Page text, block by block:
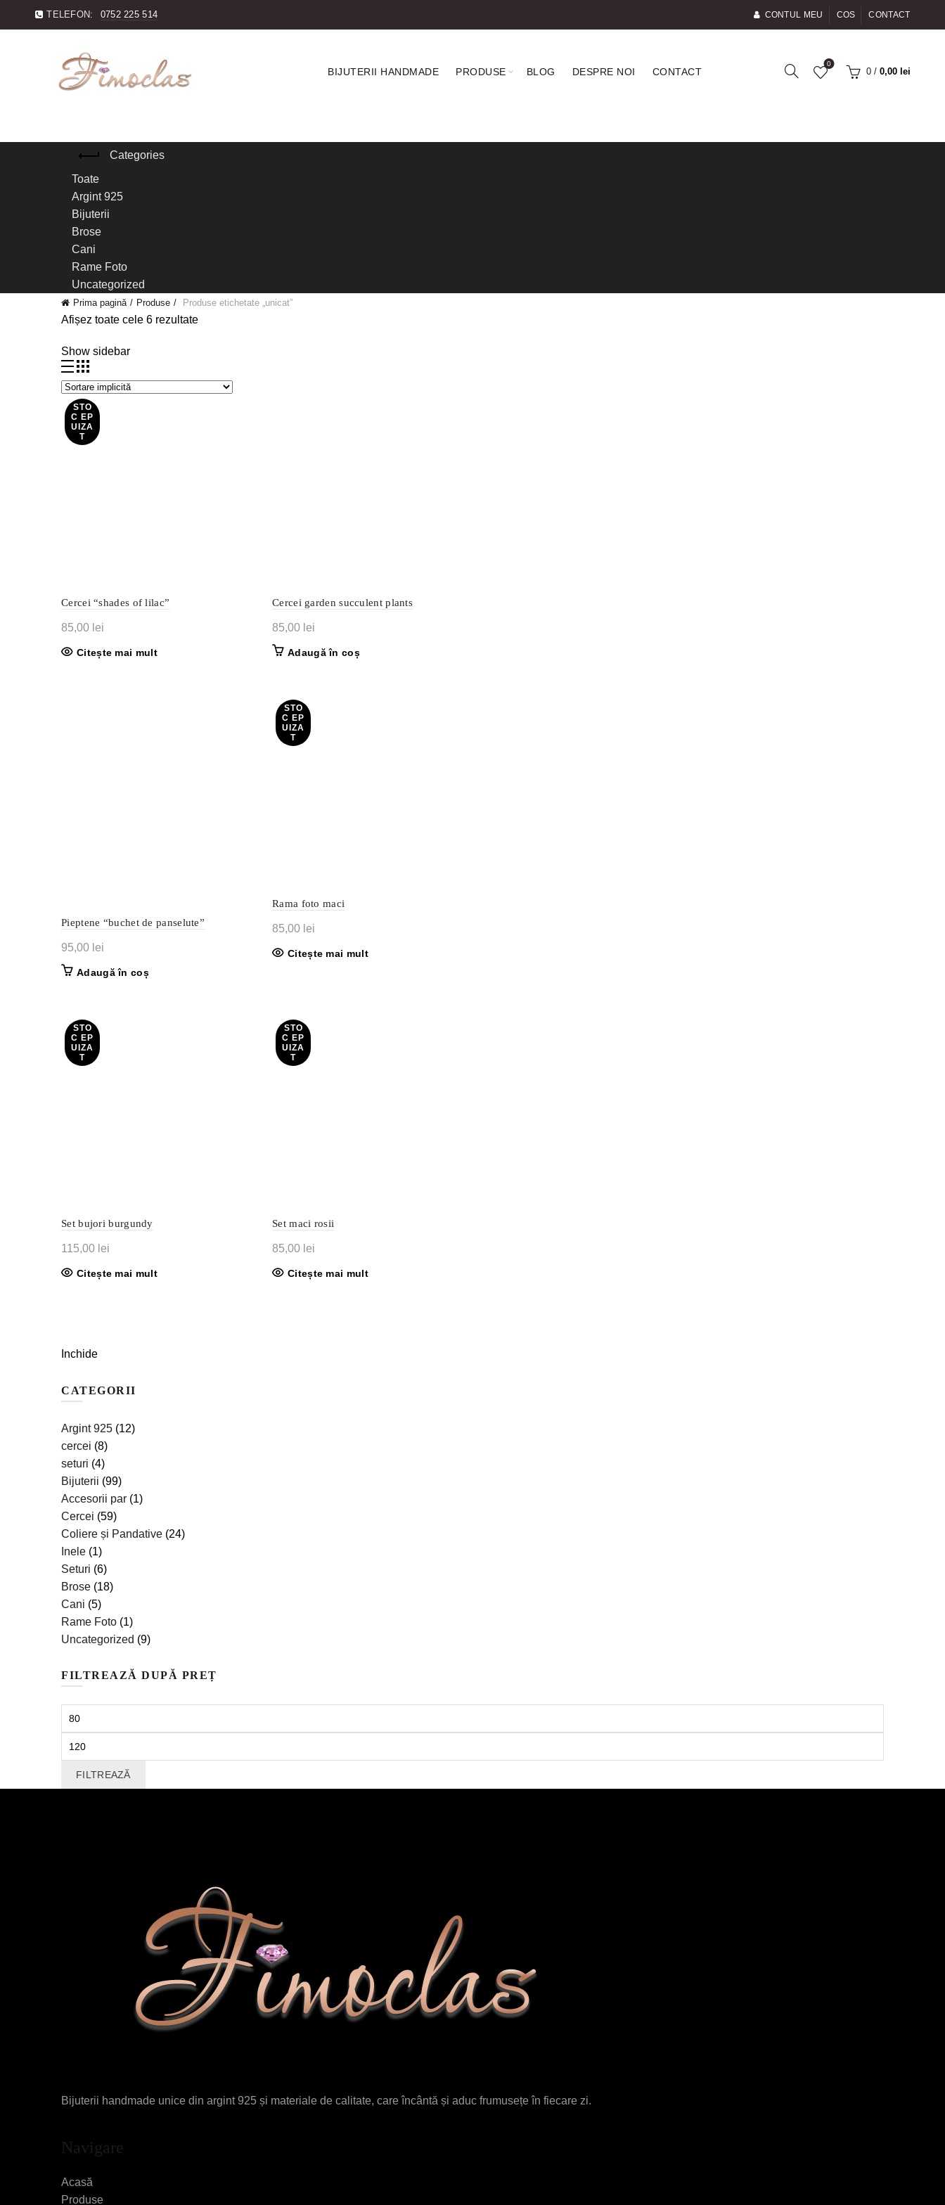
TELEFON: 0752 225 514 CONTUL MEU COS CONTACT
BIJUTERII HANDMADE PRODUSE BLOG DESPRE NOI CONTACT
0
0 / 0,00 lei
Categories
Toate
Argint 925
Bijuterii
Brose
Cani
Rame Foto
Uncategorized
Prima pagină Produse Produse etichetate „unicat”
Afișez toate cele 6 rezultate
Show sidebar
STO
C EP
UIZA
T
Cercei “shades of lilac”
85,00 lei
Citește mai mult
Cercei garden succulent plants
85,00 lei
Adaugă în coș
Pieptene “buchet de panselute”
95,00 lei
Adaugă în coș
STO
C EP
UIZA
T
Rama foto maci
85,00 lei
Citește mai mult
STO
C EP
UIZA
T
Set bujori burgundy
115,00 lei
Citește mai mult
STO
C EP
UIZA
T
Set maci rosii
85,00 lei
Citește mai mult
Inchide
CATEGORII
Argint 925 (12)
cercei (8)
seturi (4)
Bijuterii (99)
Accesorii par (1)
Cercei (59)
Coliere și Pandative (24)
Inele (1)
Seturi (6)
Brose (18)
Cani (5)
Rame Foto (1)
Uncategorized (9)
FILTREAZĂ DUPĂ PREȚ
FILTREAZĂ
Bijuterii handmade unice din argint 925 și materiale de calitate, care încântă și aduc frumusețe în fiecare zi.
Navigare
Acasă
Produse